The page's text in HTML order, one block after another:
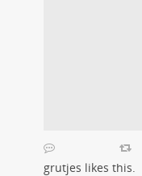
grutjes likes this.